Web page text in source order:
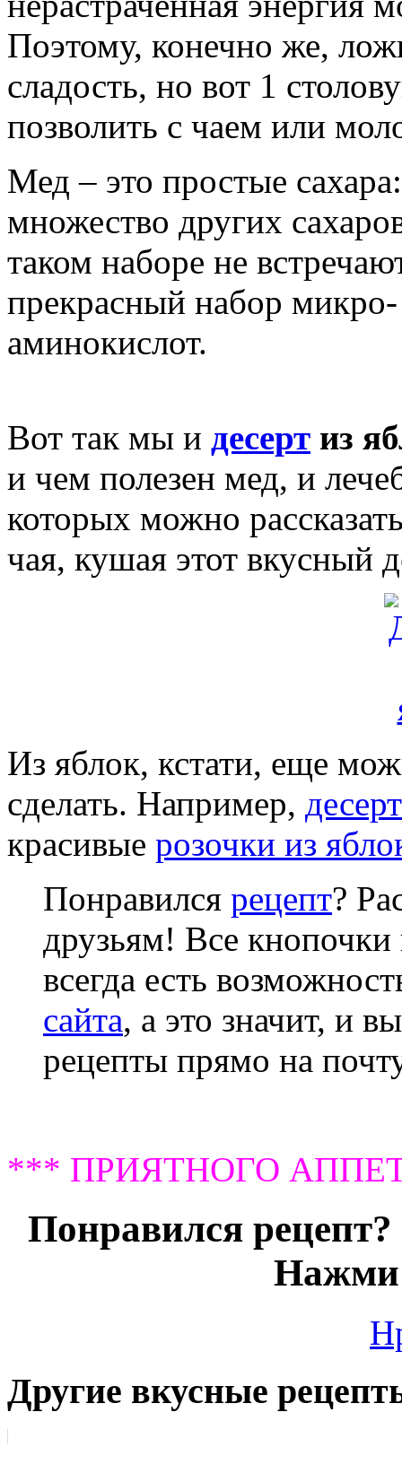
Поэтому, конечно же,
сладость, но вот 1
позволить с чаем или
Мед – это простые
множество других
таком наборе не
прекрасный набор
аминокислот.
Вот так мы и десерт из
и чем полезен мед, и
которых можно
чая, кушая этот вкусный
Из яблок, кстати, еще
сделать. Например,
красивые розочки из
Понравился рецепт?
друзьям! Все кнопочки
всегда есть
сайта, а это значит, и
рецепты прямо на
*** ПРИЯТНОГО
Понравился
Нажми
Другие вкусные